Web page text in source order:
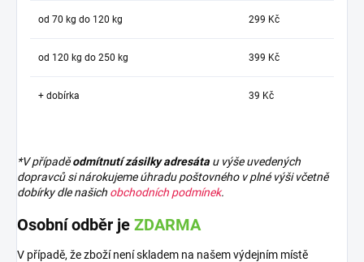
od 70 kg do 120 kg 299 Kč
od 120 kg do 250 kg 399 Kč
+ dobírka 39 Kč
*V případěodmítnutí zásilky adresáta u výše uvedených
dopravců si nárokujeme úhradu poštovného v plné výši včetně
dobírky dle našich obchodních podmínek.
Osobní odběr je ZDARMA
V případě, že zboží není skladem na našem výdejním místě